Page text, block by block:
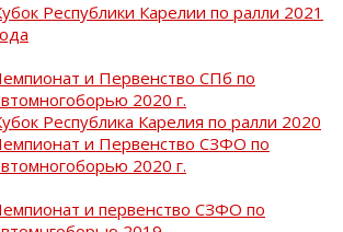
Республики Карелии по ралли 2021
и Первенство СПб по
2020 г.
Республика Карелия по ралли 2020
и Первенство СЗФО по
2020 г.
и первенство СЗФО по